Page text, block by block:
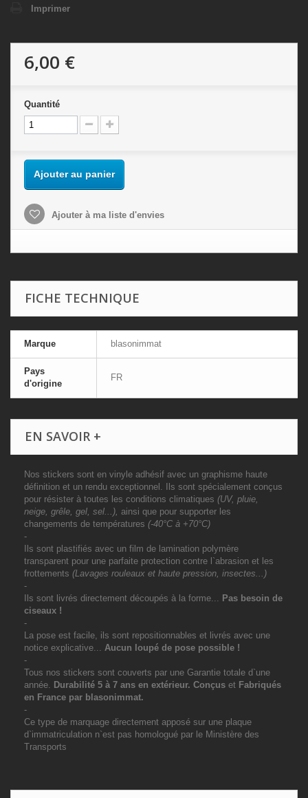
Imprimer
6,00 €
Quantité
Ajouter au panier
Ajouter à ma liste d'envies
FICHE TECHNIQUE
Marque blasonimmat
Pays
d'origine
FR
EN SAVOIR +
Nos stickers sont en vinyle adhésif avec un graphisme haute
définition et un rendu exceptionnel. Ils sont spécialement conçus
pour résister à toutes les conditions climatiques (UV, pluie,
neige, grêle, gel, sel...), ainsi que pour supporter les
changements de températures (-40°C à +70°C)
-
Ils sont plastifiés avec un film de lamination polymère
transparent pour une parfaite protection contre l`abrasion et les
frottements (Lavages rouleaux et haute pression, insectes...)
-
Ils sont livrés directement découpés à la forme... Pas besoin de
ciseaux !
-
La pose est facile, ils sont repositionnables et livrés avec une
notice explicative... Aucun loupé de pose possible !
-
Tous nos stickers sont couverts par une Garantie totale d`une
année. Durabilité 5 à 7 ans en extérieur. Conçus et Fabriqués
en France par blasonimmat.
-
Ce type de marquage directement apposé sur une plaque
d`immatriculation n`est pas homologué par le Ministère des
Transports